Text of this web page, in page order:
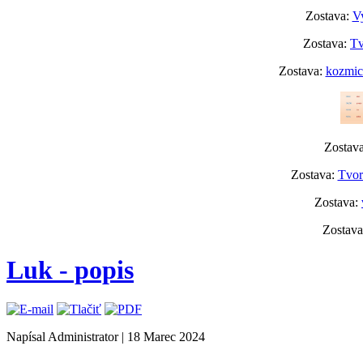
Zostava:
Zostava:
Zostava:
Zostava:
Zostava:
Luk - popis
Napísal Administrator | 18 Marec 2024